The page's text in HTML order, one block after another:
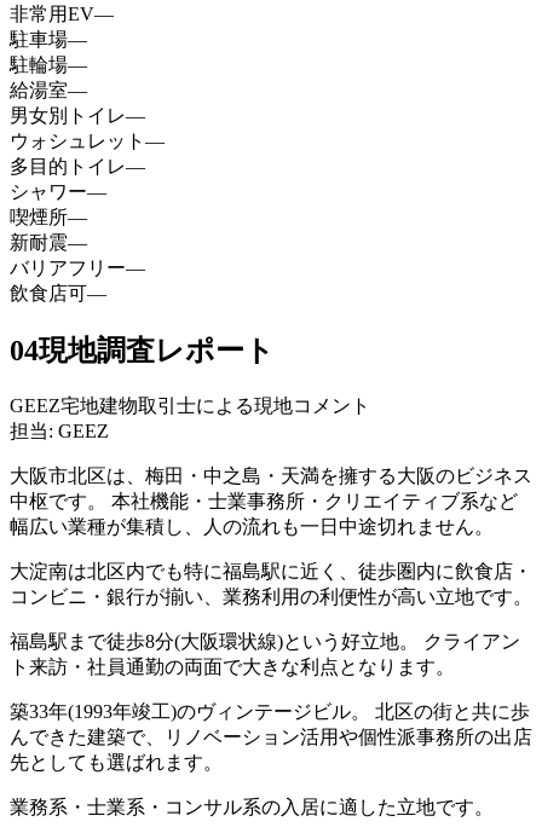
非常用EV—
駐車場—
駐輪場—
給湯室—
男女別トイレ—
ウォシュレット —
多目的トイレ—
シャワー—
喫煙所—
新耐震—
バリアフリー—
飲食店可—
04現地調査レポート
GEEZ宅地建物取引士による現地コメント
担当: GEEZ
大阪市北区は、梅田・中之島・天満を擁する大阪のビジネス
中枢です。 本社機能・士業事務所・クリエイティブ系など
幅広い業種が集積し、人の流れも一日中途切れません。
大淀南は北区内でも特に福島駅に近く、徒歩圏内に飲食店・
コンビニ・銀行が揃い、業務利用の利便性が高い立地です。
福島駅まで徒歩8分(大阪環状線)という好立地。 クライアン
ト来訪・社員通勤の両面で大きな利点となります。
築33年(1993年竣工)のヴィンテージビル。 北区の街と共に歩
んできた建築で、リノベーション活用や個性派事務所の出店
先としても選ばれます。
業務系・士業系・コンサル系の入居に適した立地です。